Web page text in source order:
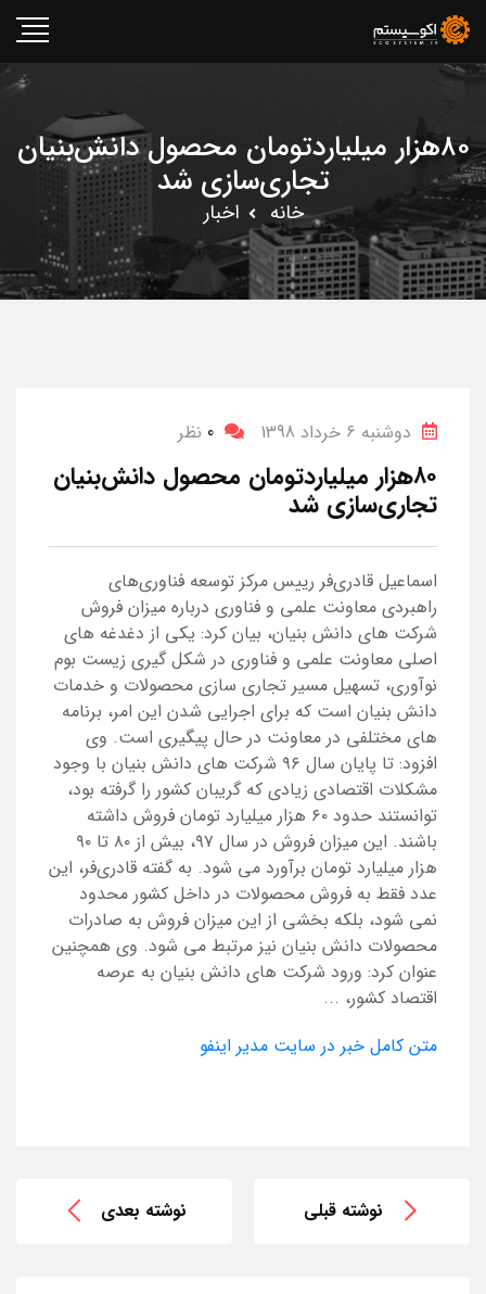
۸۰هزار میلیاردتومان محصول دانش‌بنیان
تجاری‌سازی شد
خانه اخبار
دوشنبه 6 خرداد 1398 0 نظر
۸۰هزار میلیاردتومان محصول دانش‌بنیان
تجاری‌سازی شد
اسماعیل قادری‌فر رییس مرکز توسعه فناوری‌های
راهبردی معاونت علمی و فناوری درباره میزان فروش
شرکت های دانش بنیان، بیان کرد: یکی از دغدغه های
اصلی معاونت علمی و فناوری در شکل گیری زیست بوم
نوآوری، تسهیل مسیر تجاری سازی محصولات و خدمات
دانش بنیان است که برای اجرایی شدن این امر، برنامه
های مختلفی در معاونت در حال پیگیری است. وی
افزود: تا پایان سال ۹۶ شرکت های دانش بنیان با وجود
مشکلات اقتصادی زیادی که گریبان کشور را گرفته بود،
توانستند حدود ۶۰ هزار میلیارد تومان فروش داشته
باشند. این میزان فروش در سال ۹۷، بیش از ۸۰ تا ۹۰
هزار میلیارد تومان برآورد می شود. به گفته قادری‌فر، این
عدد فقط به فروش محصولات در داخل کشور محدود
نمی شود، بلکه بخشی از این میزان فروش به صادرات
محصولات دانش بنیان نیز مرتبط می شود. وی همچنین
عنوان کرد: ورود شرکت های دانش بنیان به عرصه
اقتصاد کشور، ...
متن کامل خبر در سایت مدیر اینفو
نوشته قبلی نوشته بعدی